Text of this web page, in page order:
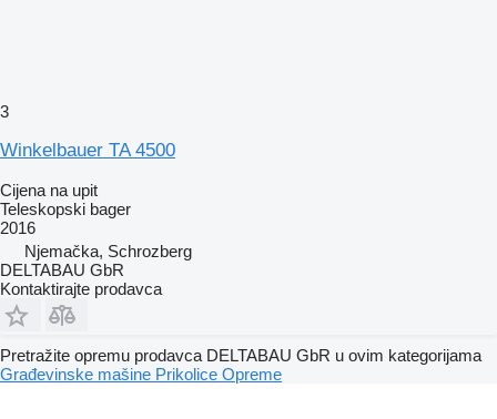
3
Winkelbauer TA 4500
Cijena na upit
Teleskopski bager
2016
Njemačka, Schrozberg
DELTABAU GbR
Kontaktirajte prodavca
Pretražite opremu prodavca DELTABAU GbR u ovim kategorijama
Građevinske mašine Prikolice Opreme